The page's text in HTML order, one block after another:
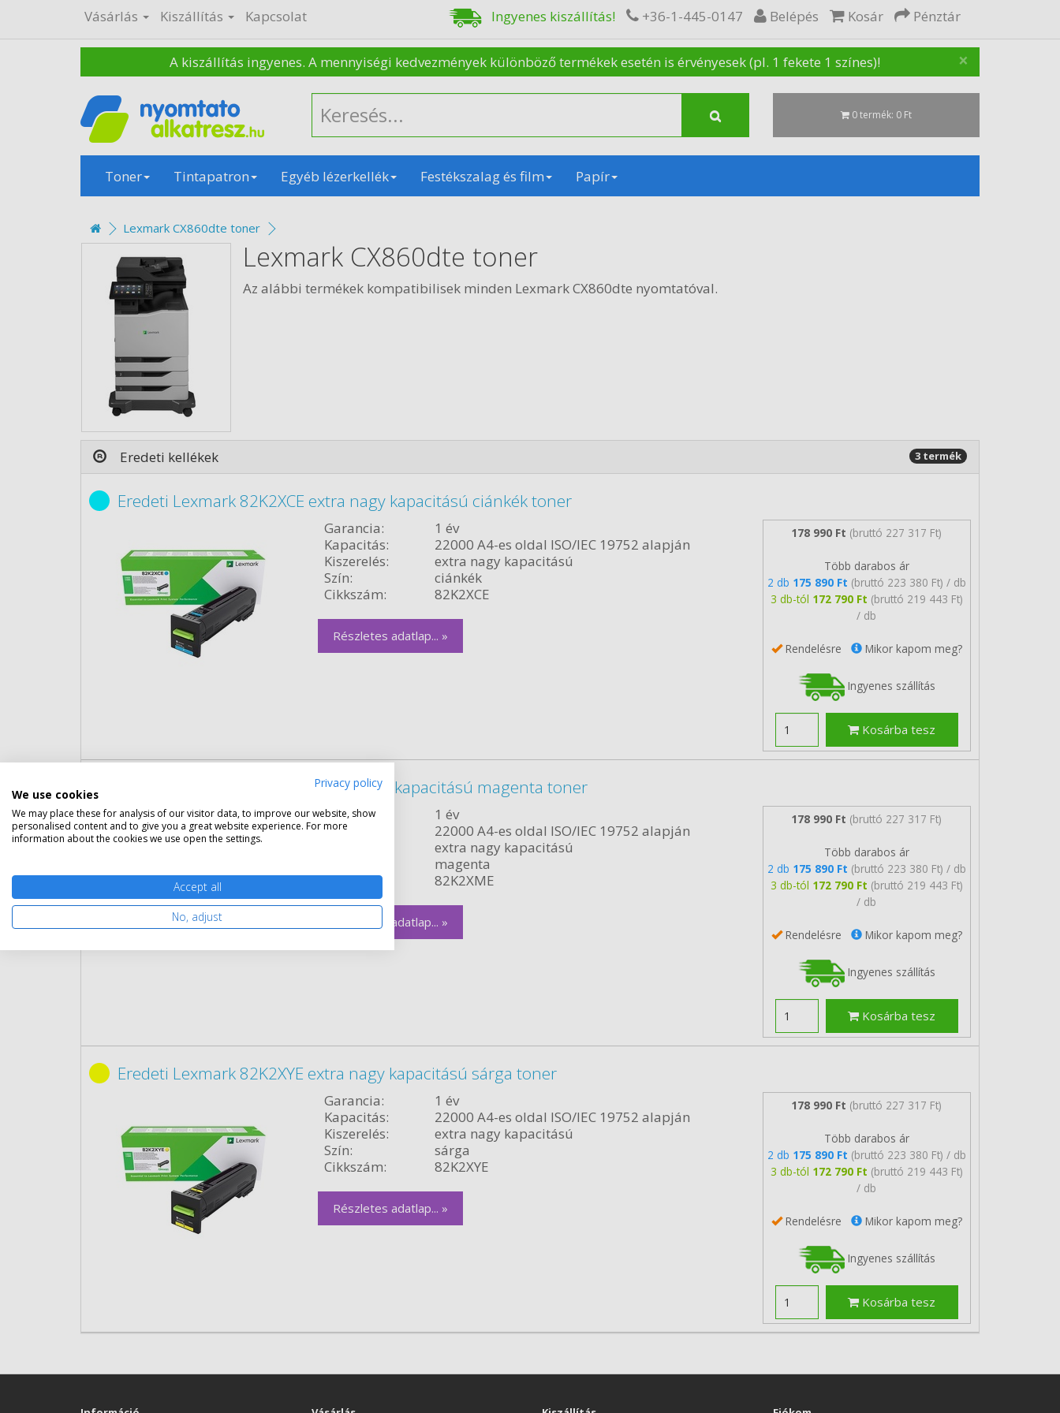
Vásárlás Kiszállítás Kapcsolat Ingyenes kiszállítás! +36-1-445-0147 Belépés Kosár Pénztár
×
A kiszállítás ingyenes. A mennyiségi kedvezmények különböző termékek esetén is érvényesek (pl. 1 fekete 1 színes)!
0 termék: 0 Ft
Toner Tintapatron Egyéb lézerkellék Festékszalag és film Papír
Lexmark CX860dte toner
Lexmark CX860dte toner
Az alábbi termékek kompatibilisek minden Lexmark CX860dte nyomtatóval.
Eredeti kellékek 3 termék
Eredeti Lexmark 82K2XCE extra nagy kapacitású ciánkék toner
Garancia:
1 év
Kapacitás:
22000 A4-es oldal ISO/IEC 19752 alapján
Kiszerelés:
extra nagy kapacitású
Szín:
ciánkék
Cikkszám:
82K2XCE
Részletes adatlap... »
178 990 Ft (bruttó 227 317 Ft)
Több darabos ár
2 db 175 890 Ft (bruttó 223 380 Ft) / db
3 db-tól 172 790 Ft (bruttó 219 443 Ft)
/ db
Rendelésre Mikor kapom meg?
Ingyenes szállítás
Kosárba tesz
Eredeti Lexmark 82K2XME extra nagy kapacitású magenta toner
Garancia:
1 év
Kapacitás:
22000 A4-es oldal ISO/IEC 19752 alapján
extra nagy kapacitású
magenta
Cikkszám:
82K2XME
Részletes adatlap... »
178 990 Ft (bruttó 227 317 Ft)
Több darabos ár
2 db 175 890 Ft (bruttó 223 380 Ft) / db
3 db-tól 172 790 Ft (bruttó 219 443 Ft)
/ db
Rendelésre Mikor kapom meg?
Ingyenes szállítás
Kosárba tesz
Eredeti Lexmark 82K2XYE extra nagy kapacitású sárga toner
Garancia:
1 év
Kapacitás:
22000 A4-es oldal ISO/IEC 19752 alapján
Kiszerelés:
extra nagy kapacitású
Szín:
sárga
Cikkszám:
82K2XYE
Részletes adatlap... »
178 990 Ft (bruttó 227 317 Ft)
Több darabos ár
2 db 175 890 Ft (bruttó 223 380 Ft) / db
3 db-tól 172 790 Ft (bruttó 219 443 Ft)
/ db
Rendelésre Mikor kapom meg?
Ingyenes szállítás
Kosárba tesz
Privacy policy
We use cookies
We may place these for analysis of our visitor data, to improve our website, show
personalised content and to give you a great website experience. For more
information about the cookies we use open the settings.
Accept all
No, adjust